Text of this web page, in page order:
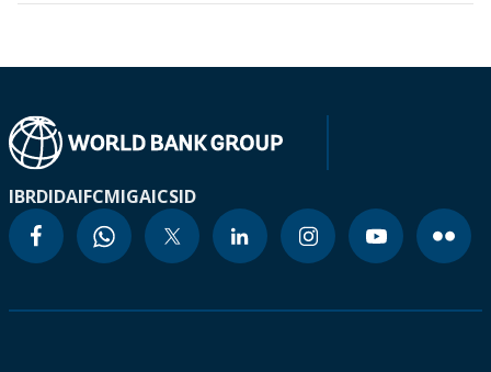
IBRDIDAIFCMIGAICSID